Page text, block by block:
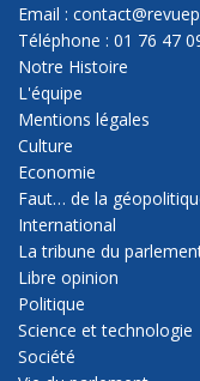
Email :
Téléphone : 01 76 47
Notre Histoire
L'équipe
Mentions légales
Culture
Economie
Faut… de la
International
La tribune du
Libre opinion
Politique
Science et technologie
Société